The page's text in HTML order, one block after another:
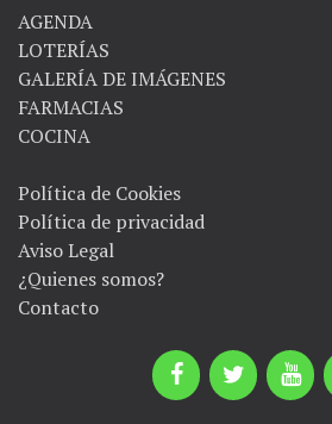
AGENDA
LOTERÍAS
GALERÍA DE IMÁGENES
FARMACIAS
COCINA
Política de Cookies
Política de privacidad
Aviso Legal
¿Quienes somos?
Contacto